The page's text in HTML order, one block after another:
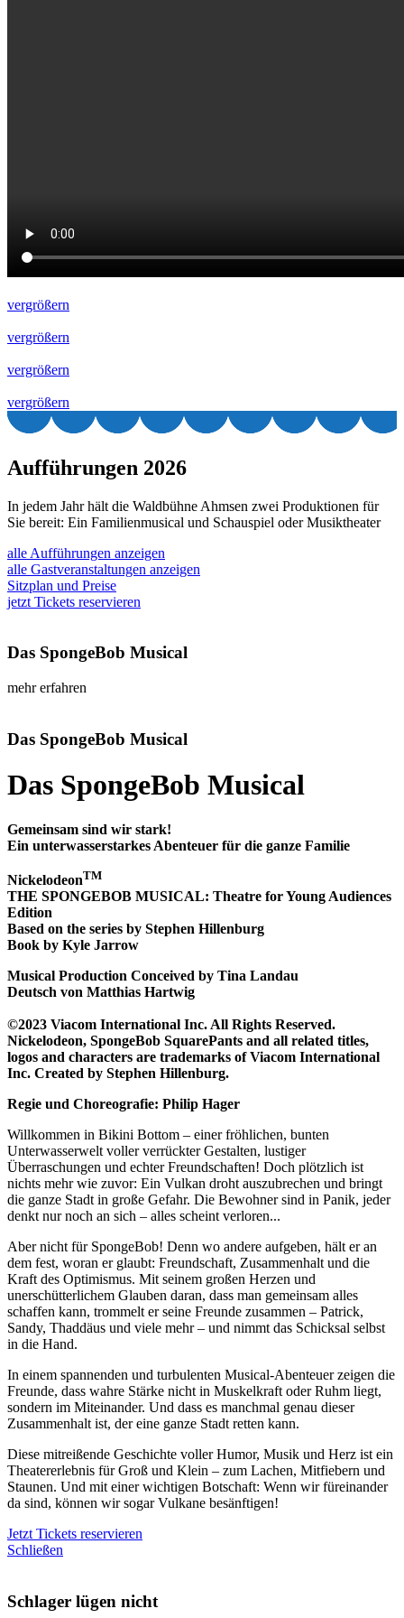
vergrößern
vergrößern
vergrößern
vergrößern
Aufführungen 2026
In jedem Jahr hält die Waldbühne Ahmsen zwei Produktionen für
Sie bereit: Ein Familienmusical und Schauspiel oder Musiktheater
alle Aufführungen anzeigen
alle Gastveranstaltungen anzeigen
Sitzplan und Preise
jetzt Tickets reservieren
Das SpongeBob Musical
mehr erfahren
Das SpongeBob Musical
Das SpongeBob Musical
Gemeinsam sind wir stark!
Ein unterwasserstarkes Abenteuer für die ganze Familie
NickelodeonTM
THE SPONGEBOB MUSICAL: Theatre for Young Audiences
Edition
Based on the series by Stephen Hillenburg
Book by Kyle Jarrow
Musical Production Conceived by Tina Landau
Deutsch von Matthias Hartwig
©2023 Viacom International Inc. All Rights Reserved.
Nickelodeon, SpongeBob SquarePants and all related titles,
logos and characters are trademarks of Viacom International
Inc. Created by Stephen Hillenburg.
Regie und Choreografie: Philip Hager
Willkommen in Bikini Bottom – einer fröhlichen, bunten
Unterwasserwelt voller verrückter Gestalten, lustiger
Überraschungen und echter Freundschaften! Doch plötzlich ist
nichts mehr wie zuvor: Ein Vulkan droht auszubrechen und bringt
die ganze Stadt in große Gefahr. Die Bewohner sind in Panik, jeder
denkt nur noch an sich – alles scheint verloren...
Aber nicht für SpongeBob! Denn wo andere aufgeben, hält er an
dem fest, woran er glaubt: Freundschaft, Zusammenhalt und die
Kraft des Optimismus. Mit seinem großen Herzen und
unerschütterlichem Glauben daran, dass man gemeinsam alles
schaffen kann, trommelt er seine Freunde zusammen – Patrick,
Sandy, Thaddäus und viele mehr – und nimmt das Schicksal selbst
in die Hand.
In einem spannenden und turbulenten Musical-Abenteuer zeigen die
Freunde, dass wahre Stärke nicht in Muskelkraft oder Ruhm liegt,
sondern im Miteinander. Und dass es manchmal genau dieser
Zusammenhalt ist, der eine ganze Stadt retten kann.
Diese mitreißende Geschichte voller Humor, Musik und Herz ist ein
Theatererlebnis für Groß und Klein – zum Lachen, Mitfiebern und
Staunen. Und mit einer wichtigen Botschaft: Wenn wir füreinander
da sind, können wir sogar Vulkane besänftigen!
Jetzt Tickets reservieren
Schließen
Schlager lügen nicht